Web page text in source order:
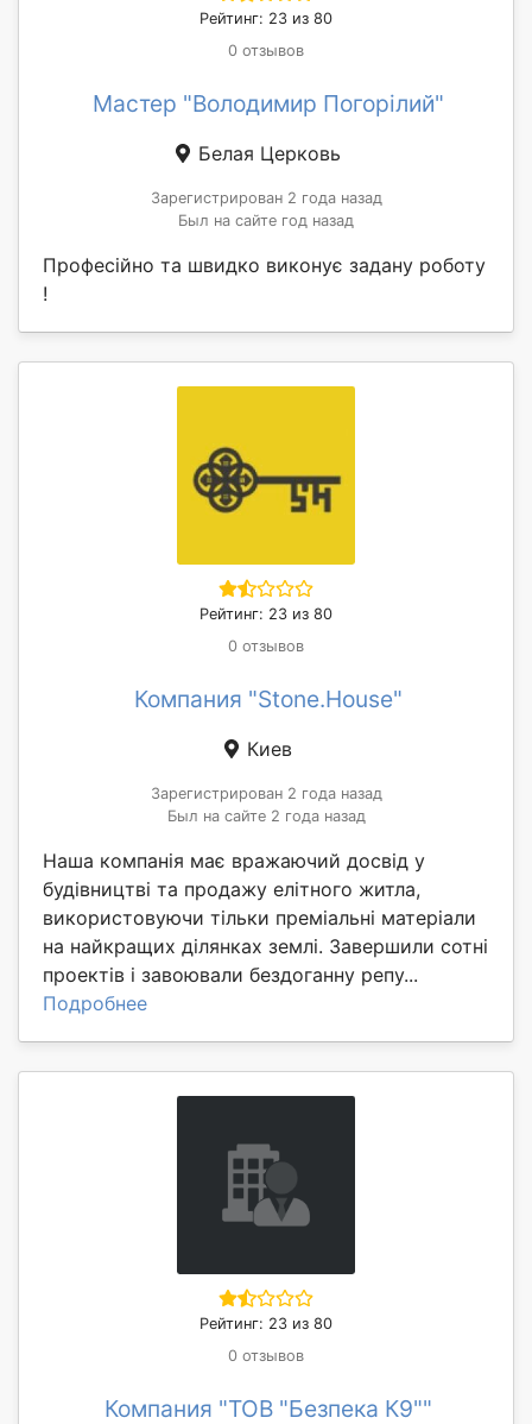
Рейтинг: 23 из 80
0 отзывов
Мастер "Володимир Погорілий"
Белая Церковь
Зарегистрирован 2 года назад
Был на сайте год назад
Професійно та швидко виконує задану роботу
!
Рейтинг: 23 из 80
0 отзывов
Компания "Stone.House"
Киев
Зарегистрирован 2 года назад
Был на сайте 2 года назад
Наша компанія має вражаючий досвід у
будівництві та продажу елітного житла,
використовуючи тільки преміальні матеріали
на найкращих ділянках землі. Завершили сотні
проектів і завоювали бездоганну репу...
Подробнее
Рейтинг: 23 из 80
0 отзывов
Компания "ТОВ "Безпека К9""